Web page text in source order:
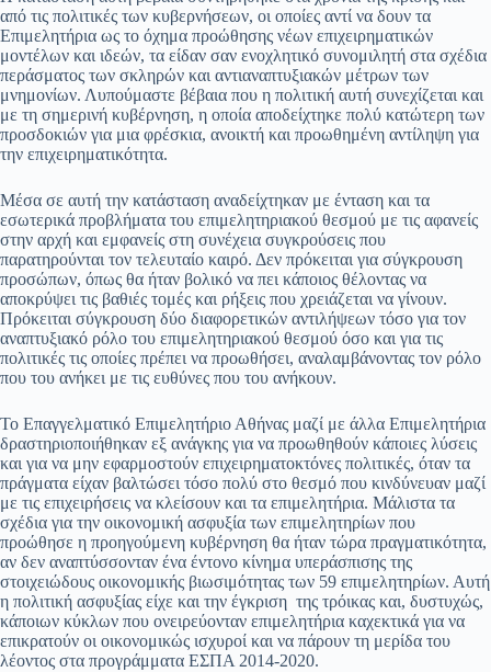
από τις πολιτικές των κυβερνήσεων, οι οποίες αντί να δουν τα
Επιμελητήρια ως το όχημα προώθησης νέων επιχειρηματικών
μοντέλων και ιδεών, τα είδαν σαν ενοχλητικό συνομιλητή στα σχέδια
περάσματος των σκληρών και αντιαναπτυξιακών μέτρων των
μνημονίων. Λυπούμαστε βέβαια που η πολιτική αυτή συνεχίζεται και
με τη σημερινή κυβέρνηση, η οποία αποδείχτηκε πολύ κατώτερη των
προσδοκιών για μια φρέσκια, ανοικτή και προωθημένη αντίληψη για
την επιχειρηματικότητα.
Μέσα σε αυτή την κατάσταση αναδείχτηκαν με ένταση και τα
εσωτερικά προβλήματα του επιμελητηριακού θεσμού με τις αφανείς
στην αρχή και εμφανείς στη συνέχεια συγκρούσεις που
παρατηρούνται τον τελευταίο καιρό. Δεν πρόκειται για σύγκρουση
προσώπων, όπως θα ήταν βολικό να πει κάποιος θέλοντας να
αποκρύψει τις βαθιές τομές και ρήξεις που χρειάζεται να γίνουν.
Πρόκειται σύγκρουση δύο διαφορετικών αντιλήψεων τόσο για τον
αναπτυξιακό ρόλο του επιμελητηριακού θεσμού όσο και για τις
πολιτικές τις οποίες πρέπει να προωθήσει, αναλαμβάνοντας τον ρόλο
που του ανήκει με τις ευθύνες που του ανήκουν.
Το Επαγγελματικό Επιμελητήριο Αθήνας μαζί με άλλα Επιμελητήρια
δραστηριοποιήθηκαν εξ ανάγκης για να προωθηθούν κάποιες λύσεις
και για να μην εφαρμοστούν επιχειρηματοκτόνες πολιτικές, όταν τα
πράγματα είχαν βαλτώσει τόσο πολύ στο θεσμό που κινδύνευαν μαζί
με τις επιχειρήσεις να κλείσουν και τα επιμελητήρια. Μάλιστα τα
σχέδια για την οικονομική ασφυξία των επιμελητηρίων που
προώθησε η προηγούμενη κυβέρνηση θα ήταν τώρα πραγματικότητα,
αν δεν αναπτύσσονταν ένα έντονο κίνημα υπεράσπισης της
στοιχειώδους οικονομικής βιωσιμότητας των 59 επιμελητηρίων. Αυτή
η πολιτική ασφυξίας είχε και την έγκριση της τρόικας και, δυστυχώς,
κάποιων κύκλων που ονειρεύονταν επιμελητήρια καχεκτικά για να
επικρατούν οι οικονομικώς ισχυροί και να πάρουν τη μερίδα του
λέοντος στα προγράμματα ΕΣΠΑ 2014-2020.